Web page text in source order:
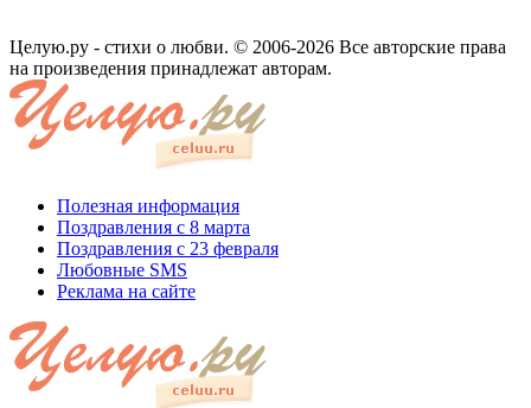
Целую.ру - стихи о любви. © 2006-2026 Все авторские права
на произведения принадлежат авторам.
Полезная информация
Поздравления с 8 марта
Поздравления с 23 февраля
Любовные SMS
Реклама на сайте